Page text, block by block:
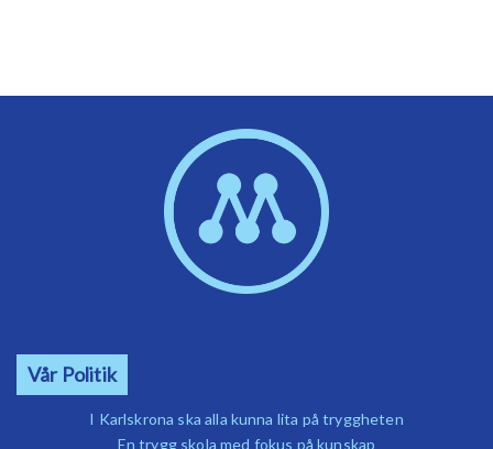
Vår Politik
I Karlskrona ska alla kunna lita på tryggheten
En trygg skola med fokus på kunskap